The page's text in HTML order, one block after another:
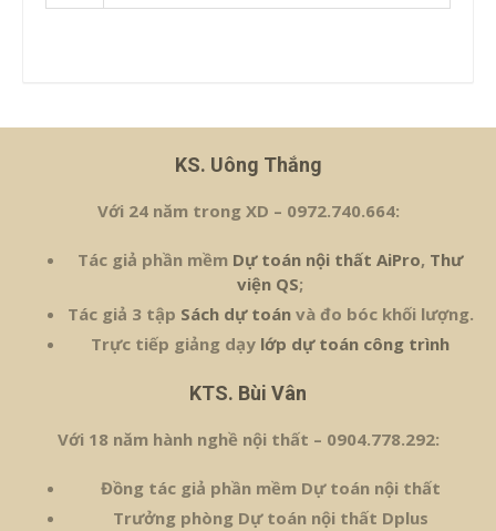
KS. Uông Thắng
Với 24 năm trong XD – 0972.740.664:
Tác giả phần mềm Dự toán nội thất AiPro, Thư
viện QS;
Tác giả 3 tập Sách dự toánvà đo bóc khối lượng.
Trực tiếp giảng dạy lớp dự toán công trình
KTS. Bùi Vân
Với 18 năm hành nghề nội thất – 0904.778.292:
Đồng tác giả phần mềm Dự toán nội thất
Trưởng phòng Dự toán nội thất Dplus